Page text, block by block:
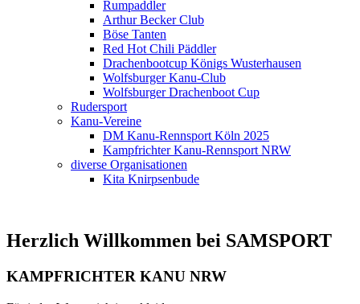
Rumpaddler
Arthur Becker Club
Böse Tanten
Red Hot Chili Päddler
Drachenbootcup Königs Wusterhausen
Wolfsburger Kanu-Club
Wolfsburger Drachenboot Cup
Rudersport
Kanu-Vereine
DM Kanu-Rennsport Köln 2025
Kampfrichter Kanu-Rennsport NRW
diverse Organisationen
Kita Knirpsenbude
Herzlich Willkommen bei SAMSPORT
KAMPFRICHTER KANU NRW